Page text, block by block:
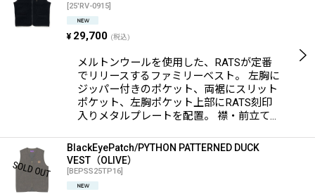
[25'RV-0915]
¥ 29,700 (税込)
メルトンウールを使用した、RATSが定番
でリリースするファミリーベスト。 左胸に
ジッパー付きのポケット、両裾にスリット
ポケット、左胸ポケット上部にRATS刻印
入りメタルプレートを配置。 襟・前立て…
BlackEyePatch/PYTHON PATTERNED DUCK
VEST（OLIVE）
[BEPSS25TP16]